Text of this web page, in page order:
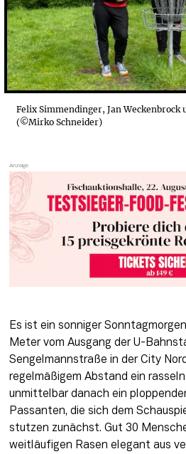
Felix Simmendinger, Jan Weckenbrock
(©Mirko Schneider)
Es ist ein sonniger
Meter vom Ausgang der U-
Sengelmannstraße in der City
regelmäßigem Abstand ein
unmittelbar danach ein
Passanten, die sich dem
stutzen zunächst. Gut 30
weitläufigen Rasen elegant aus